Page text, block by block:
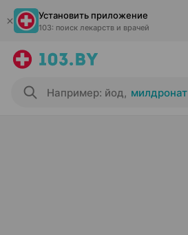
Установить приложение
103: поиск лекарств и врачей
Например: йод, милдронат